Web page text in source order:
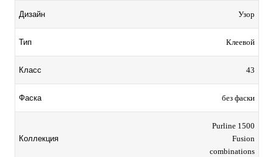
Дизайн Узор
Тип Клеевой
Класс 43
Фаска без фаски
Коллекция
Purline 1500
Fusion
combinations